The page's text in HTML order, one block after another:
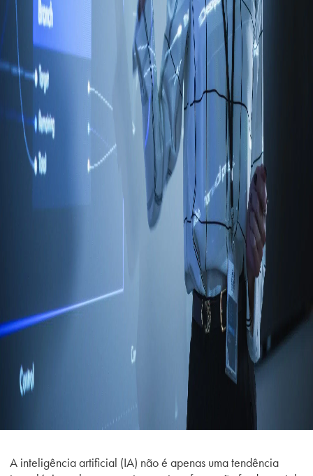
A inteligência artificial (IA) não é apenas uma tendência